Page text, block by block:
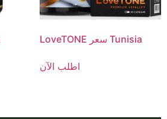
LoveTONE سعر Tunisia
اطلب الآن